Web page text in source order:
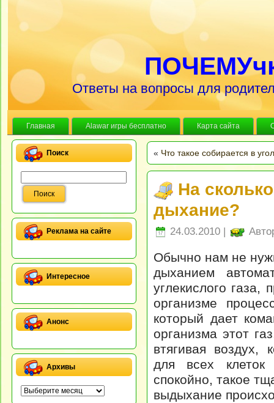
Ответы на вопросы для
Главная Alawar игры бесплатно Карта сайта
Поиск
Реклама на сайте
Интересное
Анонс
Архивы
« Что такое собирается в
На
дыхание?
24.03.2010 |
Обычно нам не
дыханием
углекислого
организме
который дает
организма этот
втягивая воздух,
для всех
спокойно, такое
выдыхание